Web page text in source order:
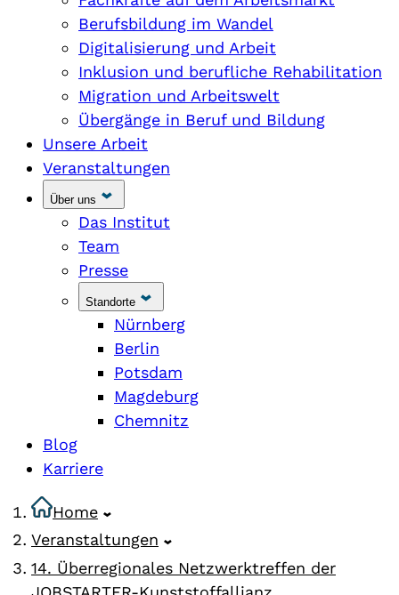
Berufsbildung im Wandel
Digitalisierung und Arbeit
Inklusion und berufliche Rehabilitation
Migration und Arbeitswelt
Übergänge in Beruf und Bildung
Unsere Arbeit
Veranstaltungen
Über uns
Das Institut
Team
Presse
Standorte
Nürnberg
Berlin
Potsdam
Magdeburg
Chemnitz
Blog
Karriere
Home
Veranstaltungen
14. Überregionales Netzwerktreffen der